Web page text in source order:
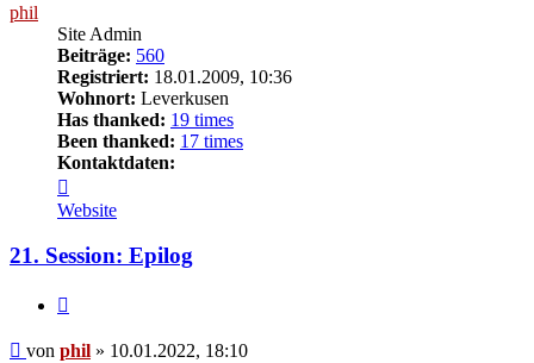
phil
Site Admin
Beiträge: 560
Registriert: 18.01.2009, 10:36
Wohnort: Leverkusen
Has thanked: 19 times
Been thanked: 17 times
Kontaktdaten:
von
phil
Website
21. Session: Epilog
Beitrag
von phil » 10.01.2022, 18:10